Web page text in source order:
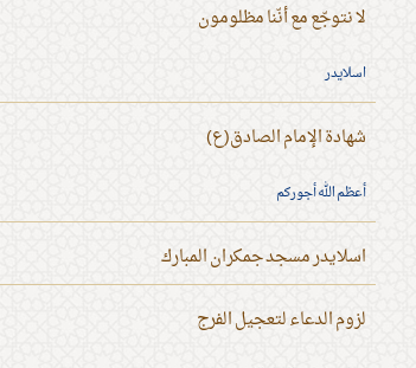
لا نتوجّع مع أنّنا مظلومون
اسلايدر
شهادة الإمام الصادق(ع)
أعظم الله أجوركم
اسلايدر مسجد جمكران المبارك
لزوم الدعاء لتعجيل الفرج